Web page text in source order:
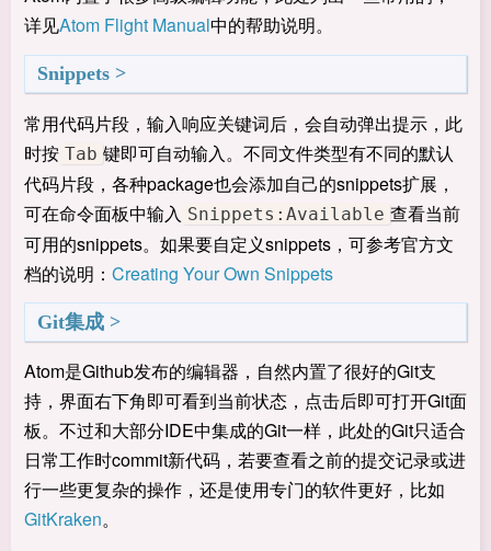
详见Atom Flight Manual中的帮助说明。
Snippets
常用代码片段，输入响应关键词后，会自动弹出提示，此
时按 Tab 键即可自动输入。不同文件类型有不同的默认
代码片段，各种package也会添加自己的snippets扩展，
可在命令面板中输入 Snippets:Available 查看当前
可用的snippets。如果要自定义snippets，可参考官方文
档的说明： Creating Your Own Snippets
Git集成
Atom是Github发布的编辑器，自然内置了很好的Git支
持，界面右下角即可看到当前状态，点击后即可打开Git面
板。不过和大部分IDE中集成的Git一样，此处的Git只适合
日常工作时commit新代码，若要查看之前的提交记录或进
行一些更复杂的操作，还是使用专门的软件更好，比如
GitKraken。